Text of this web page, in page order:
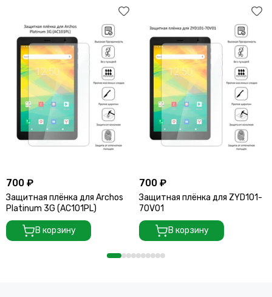
700 ₽
Защитная плёнка для Archos
Platinum 3G (AC101PL)
В корзину
700 ₽
Защитная плёнка для ZYD101-
70V01
В корзину